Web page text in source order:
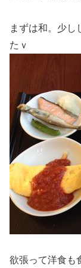
まずは和。少し
たｖ
欲張って洋食も